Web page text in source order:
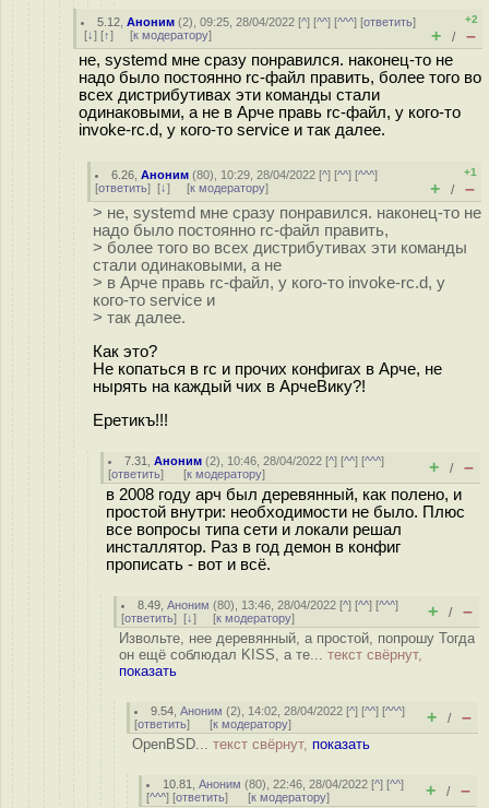
5.12 ,Аноним (2), 09:25, 28/04/2022 [^] [^^] [^^^] [ответить]
[↓] [↑] [к модератору]
+2
+ / –
не, systemd мне сразу понравился. наконец-то не
надо было постоянно rc-файл править, более того во
всех дистрибутивах эти команды стали
одинаковыми, а не в Арче правь rc-файл, у кого-то
invoke-rc.d, у кого-то service и так далее.
6.26 ,Аноним (80), 10:29, 28/04/2022 [^] [^^] [^^^]
[ответить] [↓] [к модератору]
+1
+ / –
> не, systemd мне сразу понравился. наконец-то не
надо было постоянно rc-файл править,
> более того во всех дистрибутивах эти команды
стали одинаковыми, а не
> в Арче правь rc-файл, у кого-то invoke-rc.d, у
кого-то service и
> так далее.
Как это?
Не копаться в rc и прочих конфигах в Арче, не
нырять на каждый чих в АрчеВику?!
Еретикъ!!!
7.31 ,Аноним (2), 10:46, 28/04/2022 [^] [^^] [^^^]
[ответить] [к модератору] + / –
в 2008 году арч был деревянный, как полено, и
простой внутри: необходимости не было. Плюс
все вопросы типа сети и локали решал
инсталлятор. Раз в год демон в конфиг
прописать - вот и всё.
8.49 ,Аноним (80), 13:46, 28/04/2022 [^] [^^] [^^^]
[ответить] [↓] [к модератору] + / –
Извольте, нее деревянный, а простой, попрошу Тогда
он ещё соблюдал KISS, а те... текст свёрнут,
показать
9.54 ,Аноним (2), 14:02, 28/04/2022 [^] [^^] [^^^]
[ответить] [к модератору] + / –
OpenBSD... текст свёрнут, показать
10.81 ,Аноним (80), 22:46, 28/04/2022 [^] [^^]
[^^^] [ответить] [к модератору] + / –